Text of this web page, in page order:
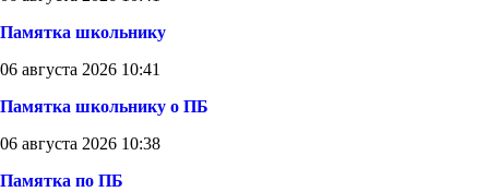
Памятка школьнику
06 августа 2026 10:41
Памятка школьнику о ПБ
06 августа 2026 10:38
Памятка по ПБ